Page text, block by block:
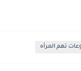
تهم المرأه